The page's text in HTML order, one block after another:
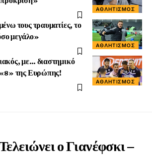
ΑΘΛΗΤΙΣΜΌΣ
ΑΘΛΗΤΙΣΜΌΣ
τους τραυματίες, το
μεγάλο»
ΑΘΛΗΤΙΣΜΌΣ
με… διαστημικό
«8» της Ευρώπης!
ο Γιανέφσκι –